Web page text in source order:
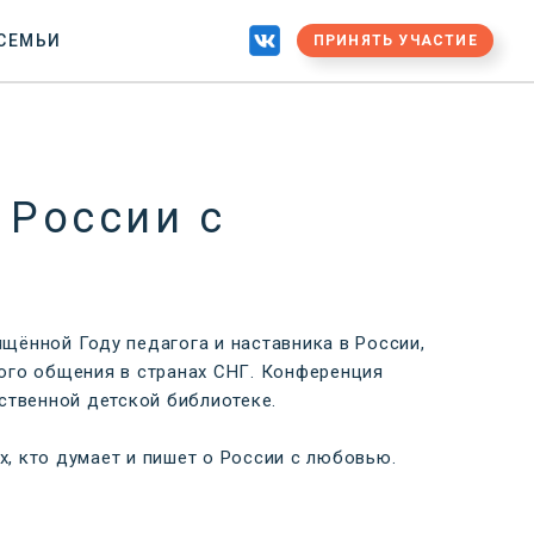
ПРИНЯТЬ УЧАСТИЕ
с
Году педагога и наставника в России,
общения в странах СНГ. Конференция
детской библиотеке.
кто думает и пишет о России с любовью.